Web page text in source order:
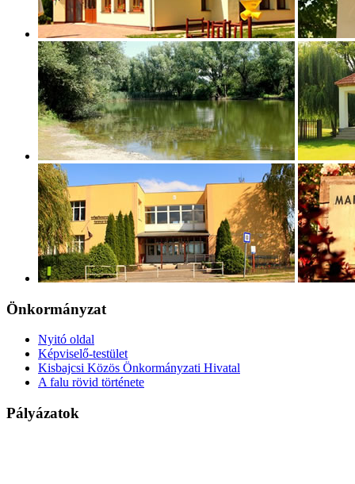
Önkormányzat
Nyitó oldal
Képviselő-testület
Kisbajcsi Közös Önkormányzati Hivatal
A falu rövid története
Pályázatok